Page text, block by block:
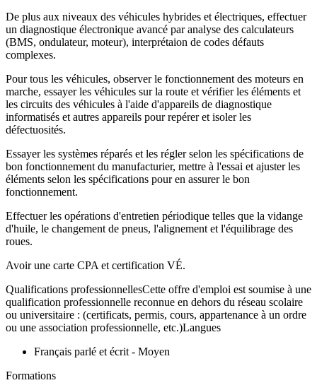
De plus aux niveaux des véhicules hybrides et électriques, effectuer
un diagnostique électronique avancé par analyse des calculateurs
(BMS, ondulateur, moteur), interprétaion de codes défauts
complexes.
Pour tous les véhicules, observer le fonctionnement des moteurs en
marche, essayer les véhicules sur la route et vérifier les éléments et
les circuits des véhicules à l'aide d'appareils de diagnostique
informatisés et autres appareils pour repérer et isoler les
défectuosités.
Essayer les systèmes réparés et les régler selon les spécifications de
bon fonctionnement du manufacturier, mettre à l'essai et ajuster les
éléments selon les spécifications pour en assurer le bon
fonctionnement.
Effectuer les opérations d'entretien périodique telles que la vidange
d'huile, le changement de pneus, l'alignement et l'équilibrage des
roues.
Avoir une carte CPA et certification VÉ.
Qualifications professionnellesCette offre d'emploi est soumise à une
qualification professionnelle reconnue en dehors du réseau scolaire
ou universitaire : (certificats, permis, cours, appartenance à un ordre
ou une association professionnelle, etc.)Langues
Français parlé et écrit - Moyen
Formations